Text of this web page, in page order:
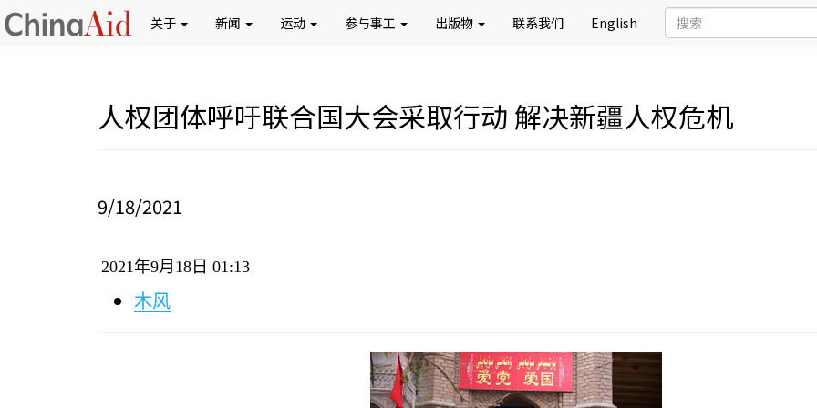
关于 新闻 运动 参与事工 出版物 联系我们 English
人权团体呼吁联合国大会采取行动 解决新疆人权危机
9/18/2021
2021年9月 18 日 01:13
木风